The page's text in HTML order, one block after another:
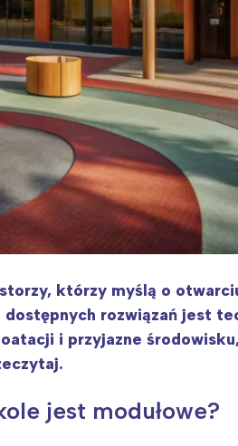
którzy myślą o
rozwiązań jest
i przyjazne
jest modułowe?